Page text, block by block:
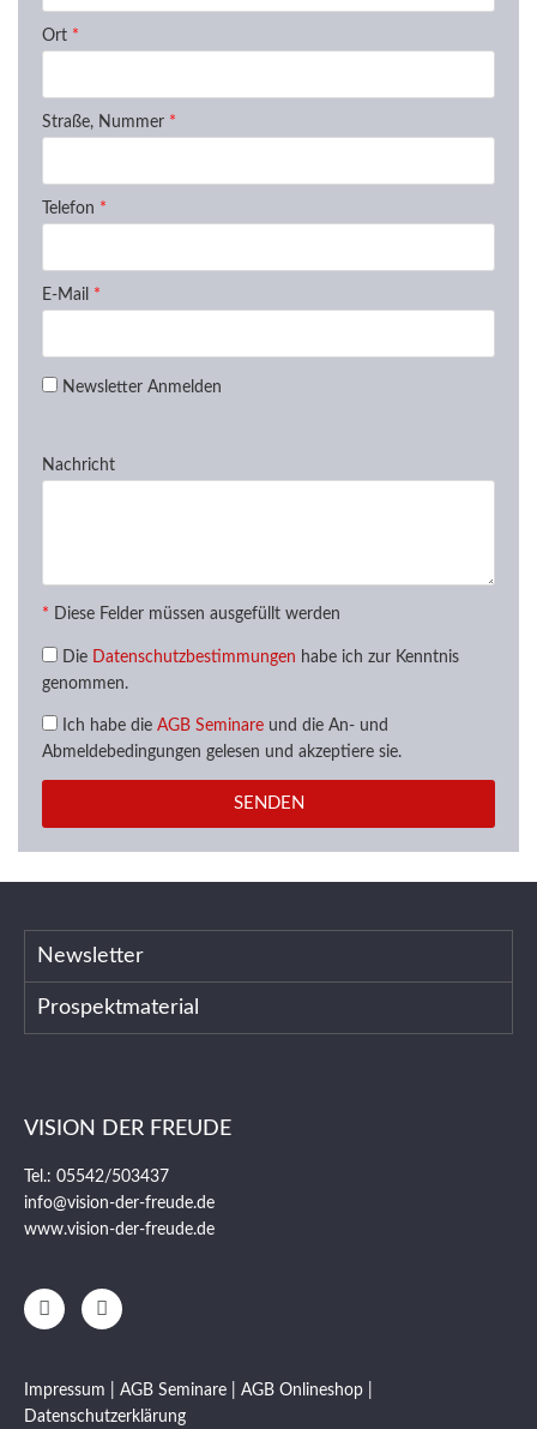
Ort *
Straße, Nummer *
Telefon *
E-Mail *
Newsletter Anmelden
Nachricht
* Diese Felder müssen ausgefüllt werden
Die Datenschutzbestimmungen habe ich zur Kenntnis
genommen.
Ich habe die AGB Seminare und die An- und
Abmeldebedingungen gelesen und akzeptiere sie.
SENDEN
Newsletter
Prospektmaterial
VISION DER FREUDE
Tel.: 05542/503437
info@vision-der-freude.de
www.vision-der-freude.de
Impressum AGB Seminare AGB Onlineshop
Datenschutzerklärung